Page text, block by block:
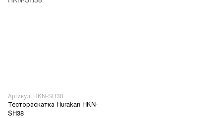
Артикул: HKN-SH38
Тестораскатка Hurakan HKN-
SH38